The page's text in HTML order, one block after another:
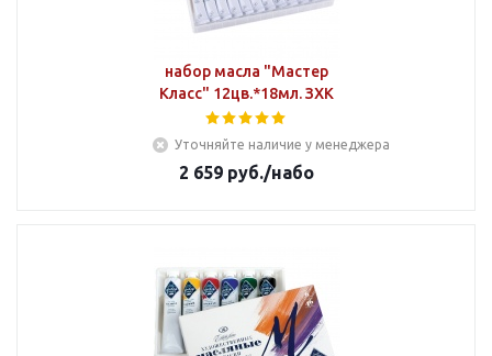
набор масла "Мастер
Класс" 12цв.*18мл. ЗХК
Уточняйте наличие у менеджера
2 659 руб./набо